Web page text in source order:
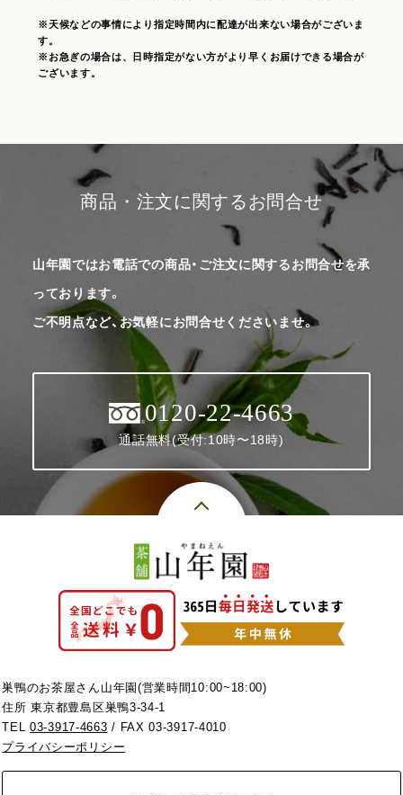
※天候などの事情により指定時間内に配達が出来ない場合がございま
す。
※お急ぎの場合は、日時指定がない方がより早くお届けできる場合が
ございます。
商品・注文に関するお問合せ
山年園ではお電話での商品・ご注文に関するお問合せを承
っております。
ご不明点など、お気軽にお問合せくださいませ。
0120-22-4663
通話無料(受付:10時〜18時)
巣鴨のお茶屋さん山年園(営業時間10:00~18:00)
住所 東京都豊島区巣鴨3-34-1
TEL03-3917-4663 / FAX 03-3917-4010
プライバシーポリシー